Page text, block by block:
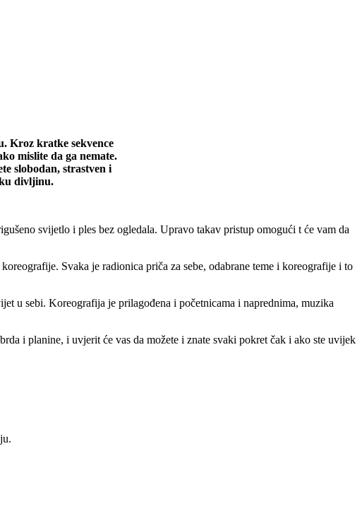
Kroz kratke sekvence
mislite da ga nemate.
slobodan, strastven i
divljinu.
svijetlo i ples bez ogledala. Upravo takav pristup omogući t će vam da
Svaka je radionica priča za sebe, odabrane teme i koreografije i to
u sebi. Koreografija je prilagođena i početnicama i naprednima, muzika
i planine, i uvjerit će vas da možete i znate svaki pokret čak i ako ste uvijek